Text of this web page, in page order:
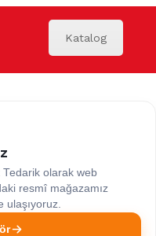
Katalog
olarak web
resmî mağazamız
ulaşıyoruz.